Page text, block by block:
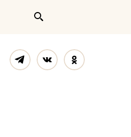
ТелеграмВконтакте